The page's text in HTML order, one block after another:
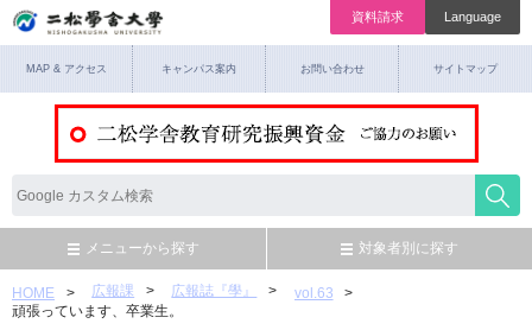
資料請求 Language
MAP & アクセス キャンパス案内 お問い合わせ サイトマップ
メニューから探す 対象者別に探す
HOME 広報課 広報誌『學』
vol.63
頑張っています、卒業生。